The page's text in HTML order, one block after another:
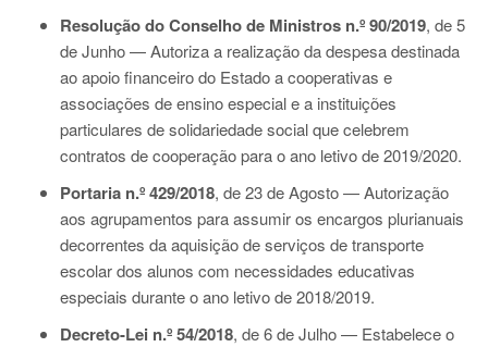
Resolução do Conselho de Ministros n.º 90/2019, de 5
de Junho — Autoriza a realização da despesa destinada
ao apoio financeiro do Estado a cooperativas e
associações de ensino especial e a instituições
particulares de solidariedade social que celebrem
contratos de cooperação para o ano letivo de 2019/2020.
Portaria n.º 429/2018, de 23 de Agosto — Autorização
aos agrupamentos para assumir os encargos plurianuais
decorrentes da aquisição de serviços de transporte
escolar dos alunos com necessidades educativas
especiais durante o ano letivo de 2018/2019.
Decreto-Lei n.º 54/2018, de 6 de Julho — Estabelece o